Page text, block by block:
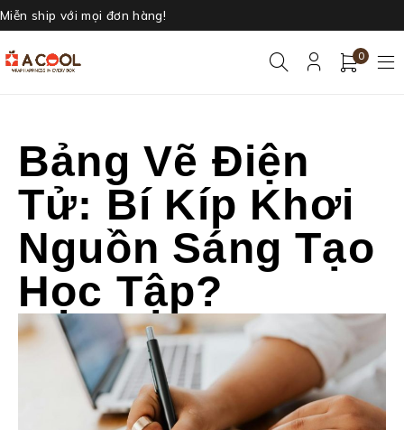
Miễn ship với mọi đơn hàng!
0
Bảng Vẽ Điện
Tử: Bí Kíp Khơi
Nguồn Sáng Tạo
Học Tập?